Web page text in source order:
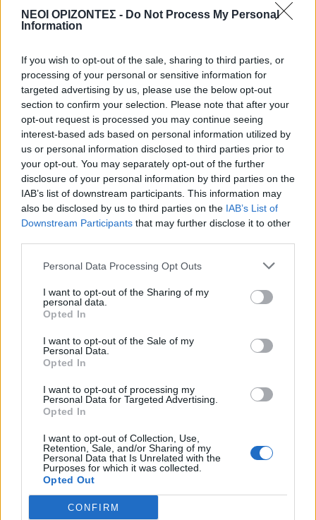
ΝΕΟΙ ΟΡΙΖΟΝΤΕΣ - Do Not Process My Personal
Information
If you wish to opt-out of the sale, sharing to third parties, or
processing of your personal or sensitive information for
targeted advertising by us, please use the below opt-out
section to confirm your selection. Please note that after your
opt-out request is processed you may continue seeing
interest-based ads based on personal information utilized by
us or personal information disclosed to third parties prior to
your opt-out. You may separately opt-out of the further
disclosure of your personal information by third parties on the
IAB’s list of downstream participants. This information may
also be disclosed by us to third parties on the IAB’s List of
Downstream Participants that may further disclose it to other
Personal Data Processing Opt Outs
I want to opt-out of the Sharing of my
personal data.
Opted In
I want to opt-out of the Sale of my
Personal Data.
Opted In
I want to opt-out of processing my
Personal Data for Targeted Advertising.
Opted In
I want to opt-out of Collection, Use,
Retention, Sale, and/or Sharing of my
Personal Data that Is Unrelated with the
Purposes for which it was collected.
Opted Out
CONFIRM